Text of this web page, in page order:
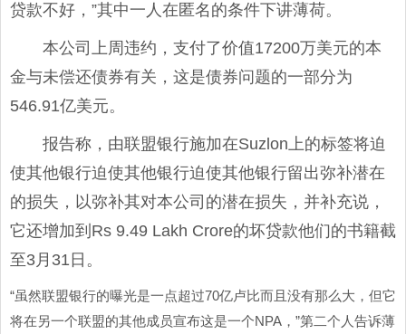
贷款不好，”其中一人在匿名的条件下讲薄荷。
本公司上周违约，支付了价值17200万美元的本
金与未偿还债券有关，这是债券问题的一部分为
546.91亿美元。
报告称，由联盟银行施加在Suzlon上的标签将迫
使其他银行迫使其他银行迫使其他银行留出弥补潜在
的损失，以弥补其对本公司的潜在损失，并补充说，
它还增加到Rs 9.49 Lakh Crore的坏贷款他们的书籍截
至3月31日。
“虽然联盟银行的曝光是一点超过70亿卢比而且没有那么大，但它
将在另一个联盟的其他成员宣布这是一个NPA，”第二个人告诉薄